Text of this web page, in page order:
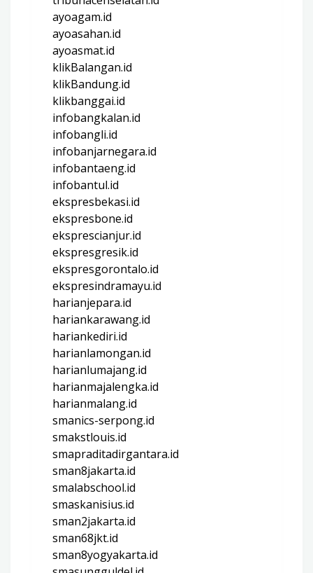
ayoagam.id
ayoasahan.id
ayoasmat.id
klikBalangan.id
klikBandung.id
klikbanggai.id
infobangkalan.id
infobangli.id
infobanjarnegara.id
infobantaeng.id
infobantul.id
ekspresbekasi.id
ekspresbone.id
eksprescianjur.id
ekspresgresik.id
ekspresgorontalo.id
ekspresindramayu.id
harianjepara.id
hariankarawang.id
hariankediri.id
harianlamongan.id
harianlumajang.id
harianmajalengka.id
harianmalang.id
smanics-serpong.id
smakstlouis.id
smapraditadirgantara.id
sman8jakarta.id
smalabschool.id
smaskanisius.id
sman2jakarta.id
sman68jkt.id
sman8yogyakarta.id